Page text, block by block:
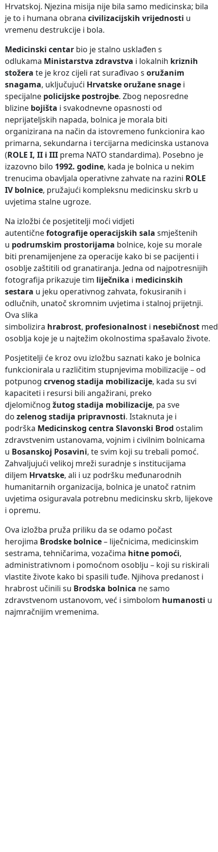
Hrvatskoj. Njezina misija nije bila samo medicinska; bila
je to i humana obrana civilizacijskih vrijednosti u
vremenu destrukcije i bola.
Medicinski centar bio je stalno usklađen s
odlukama Ministarstva zdravstva i lokalnih kriznih
stožera te je kroz cijeli rat surađivao s oružanim
snagama, uključujući Hrvatske oružane snage i
specijalne policijske postrojbe. Zbog neposredne
blizine bojišta i svakodnevne opasnosti od
neprijateljskih napada, bolnica je morala biti
organizirana na način da istovremeno funkcionira kao
primarna, sekundarna i tercijarna medicinska ustanova
(ROLE I, II i III prema NATO standardima). Posebno je
izazovno bilo 1992. godine, kada je bolnica u nekim
trenucima obavljala operativne zahvate na razini ROLE
IV bolnice, pružajući kompleksnu medicinsku skrb u
uvjetima stalne ugroze.
Na izložbi će posjetitelji moći vidjeti
autentičnefotografije operacijskih sala smještenih
u podrumskim prostorijama bolnice, koje su morale
biti prenamijenjene za operacije kako bi se pacijenti i
osoblje zaštitili od granatiranja. Jedna od najpotresnijih
fotografija prikazuje tim liječnika i medicinskih
sestara u jeku operativnog zahvata, fokusiranih i
odlučnih, unatoč skromnim uvjetima i stalnoj prijetnji.
Ova slika
simbolizira hrabrost, profesionalnost i nesebičnost
osoblja koje je u najtežim okolnostima spašavalo živote.
Posjetitelji će kroz ovu izložbu saznati kako je bolnica
funkcionirala u različitim stupnjevima mobilizacije – od
potpunog crvenog stadija mobilizacije, kada su svi
kapaciteti i resursi bili angažirani, preko
djelomičnog žutog stadija mobilizacije, pa sve
do zelenog stadija pripravnosti. Istaknuta je i
podrška Medicinskog centra Slavonski Brod ostalim
zdravstvenim ustanovama, vojnim i civilnim bolnicama
u Bosanskoj Posavini, te svim koji su trebali pomoć.
Zahvaljujući velikoj mreži suradnje s institucijama
diljem Hrvatske, ali i uz podršku međunarodnih
humanitarnih organizacija, bolnica je unatoč ratnim
uvjetima osiguravala potrebnu medicinsku skrb, lijekove
i opremu.
Ova izložba pruža priliku da se odamo počast
herojima Brodske bolnice– liječnicima, medicinskim
sestrama, tehničarima, vozačima hitne pomoći,
administrativnom i pomoćnom osoblju – koji su riskirali
vlastite živote kako bi spasili tuđe. Njihova predanost i
hrabrost učinili su Brodska bolnica ne samo
zdravstvenom ustanovom, već i simbolom humanosti u
najmračnijim vremenima.